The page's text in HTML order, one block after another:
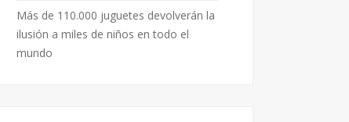
Más de 110.000 juguetes devolverán la
ilusión a miles de niños en todo el
mundo